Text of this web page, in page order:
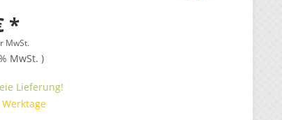
*
MwSt.
MwSt. )
Lieferung!